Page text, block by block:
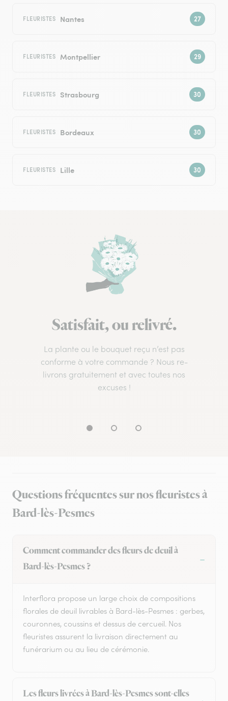
FLEURISTES Nantes
FLEURISTES Montpellier
FLEURISTES Strasbourg
FLEURISTES Bordeaux
FLEURISTES Lille
Satisfait, ou relivré.
La plante ou le bouquet reçu n’est pas
conforme à votre commande ? Nous re-
livrons gratuitement et avec toutes nos
excuses !
Questions fréquentes sur nos fleuristes à
Bard-lès-Pesmes
Comment commander des fleurs de deuil à
Bard-lès-Pesmes ?
Interflora propose un large choix de compositions
florales de deuil livrables à Bard-lès-Pesmes : gerbes,
couronnes, coussins et dessus de cercueil. Nos
fleuristes assurent la livraison directement au
funérarium ou au lieu de cérémonie.
Les fleurs livrées à Bard-lès-Pesmes sont-elles